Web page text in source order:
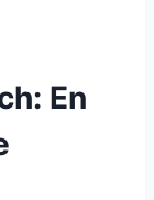
En